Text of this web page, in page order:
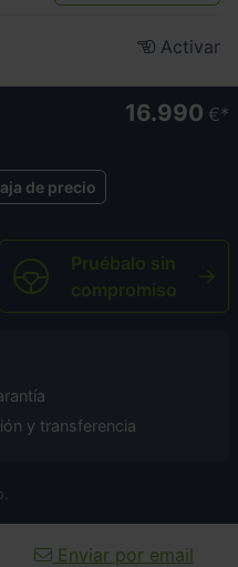
Activar
16.990 €
de precio
Pruébalo sin
compromiso
y transferencia
Enviar por email